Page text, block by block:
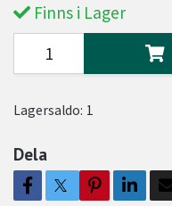
Finns i Lager
Lagersaldo: 1
Dela